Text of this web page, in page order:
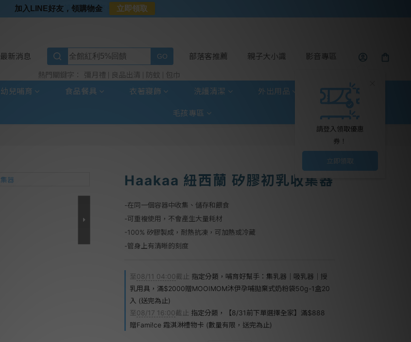
⭐加入LINE好友⭐
⭐超取選全家⭐滿$888贈霜淇淋禮物卡
最新消息
熱門關鍵字： 彌月禮 良品出清 防蚊 包巾
部落客推薦 親子大小識 影音專區
請登入領取優惠
券！
立即領取
幼兒哺育 食品餐具 衣著寢飾 洗護清潔 外出用品 玩具童書
毛孩專區
Haakaa 紐西蘭 矽膠初乳收集器
-在同一個容器中收集、儲存和餵食
-可重複使用，不會產生大量耗材
-100% 矽膠製成，耐熱抗凍，可加熱或冷藏
-管身上有清晰的刻度
至08/11 04:00截止 指定分類，哺育好幫手：集乳器｜吸乳器｜授
乳用具，滿$2000贈MOOIMOM沐伊孕哺拋棄式奶粉袋50g-1盒20
入 (送完為止)
至08/17 16:00截止 指定分類，【8/31前下單選擇全家】滿$888
贈Fami!ce 霜淇淋禮物卡 (數量有限，送完為止)
加入LINE好友，領購物金 立即領取